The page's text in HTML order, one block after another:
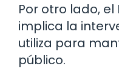
Por otro lado, el
implica la
utiliza para
público.